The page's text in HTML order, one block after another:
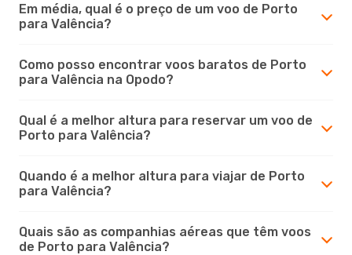
Em média, qual é o preço de um voo de Porto
para Valência?
Como posso encontrar voos baratos de Porto
para Valência na Opodo?
Qual é a melhor altura para reservar um voo de
Porto para Valência?
Quando é a melhor altura para viajar de Porto
para Valência?
Quais são as companhias aéreas que têm voos
de Porto para Valência?